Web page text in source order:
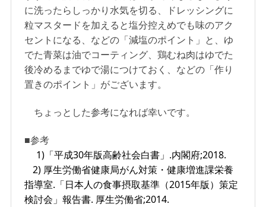
に洗ったらしっかり水気を切る、ドレッシングに
粒マスタードを加えると塩分控えめでも味のアク
セントになる、などの「減塩のポイント」と、ゆ
でた青菜は油でコーティング、鶏むね肉はゆでた
後冷めるまでゆで湯につけておく、などの「作り
置きのポイント」がございます。
ちょっとした参考になれば幸いです。
■参考
1)「平成30年版高齢社会白書」.内閣府;2018.
2) 厚生労働省健康局がん対策・健康増進課栄養
指導室.「日本人の食事摂取基準（2015年版）策定
検討会」報告書. 厚生労働省;2014.